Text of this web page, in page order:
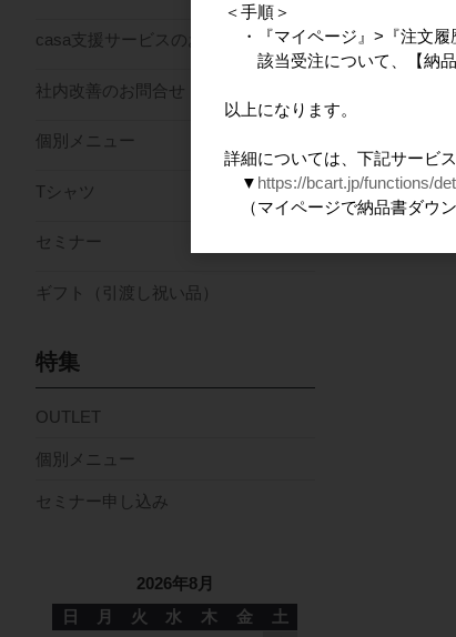
casa支援サービスのお問合せ
社内改善のお問合せ
個別メニュー
Tシャツ
セミナー
ギフト（引渡し祝い品）
特集
OUTLET
個別メニュー
セミナー申し込み
2026年8月
日
月 火 水 木 金
土
＜手順＞
・『マイページ』>『注文履
該当受注について、【納品
以上になります。
詳細については、下記サービ
▼ https://bcart.jp/functions/
（マイページで納品書ダウン